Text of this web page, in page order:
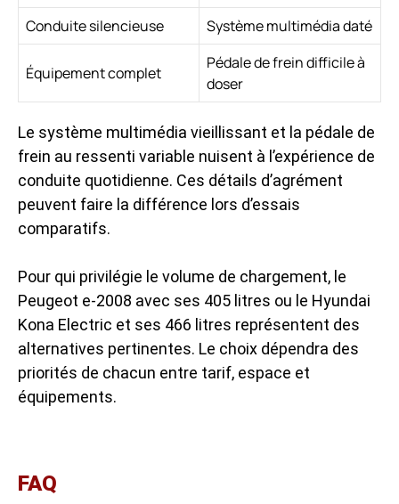
Conduite silencieuse Système multimédia daté
Équipement complet
Pédale de frein difficile à
doser
Le système multimédia vieillissant et la pédale de
frein au ressenti variable nuisent à l’expérience de
conduite quotidienne. Ces détails d’agrément
peuvent faire la différence lors d’essais
comparatifs.
Pour qui privilégie le volume de chargement, le
Peugeot e-2008 avec ses 405 litres ou le Hyundai
Kona Electric et ses 466 litres représentent des
alternatives pertinentes. Le choix dépendra des
priorités de chacun entre tarif, espace et
équipements.
FAQ